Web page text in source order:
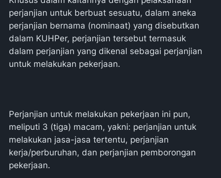
perjanjian untuk berbuat sesuatu, dalam aneka
perjanjian bernama (nominaat) yang disebutkan
dalam KUHPer, perjanjian tersebut termasuk
dalam perjanjian yang dikenal sebagai perjanjian
untuk melakukan pekerjaan.
Perjanjian untuk melakukan pekerjaan ini pun,
meliputi 3 (tiga) macam, yakni: perjanjian untuk
melakukan jasa-jasa tertentu, perjanjian
kerja/perburuhan, dan perjanjian pemborongan
pekerjaan.